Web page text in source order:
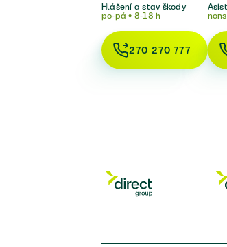
Hlášení a stav škody
po-pá • 8-18 h
270 270 777